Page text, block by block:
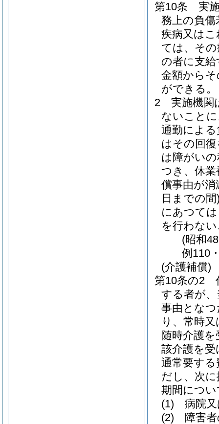
第10条
実
務上の負
疾病又は
ては、そ
の者に支
金額から
ができる。
2
実施機関
ないこと
通勤によ
はその回
は障がい
つき、休
償事由が
日までの間
にあつて
を行わな
(昭和
例110
(介護補償)
第10条の2
する者が
事由とな
り、常時
随時介護
該介護を
通常要す
だし、次
期間につ
(1)
病院
(2)
障害